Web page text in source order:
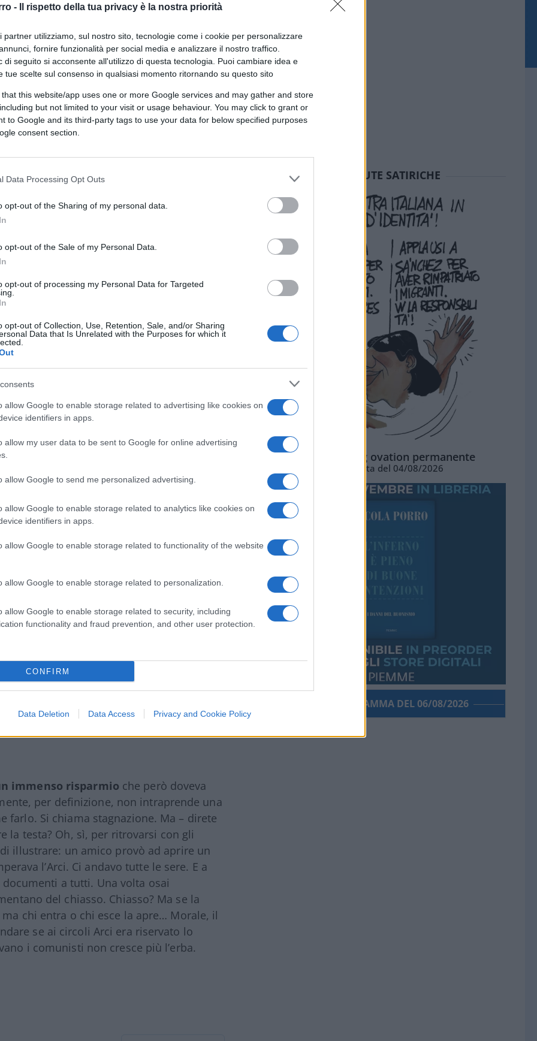
- Il rispetto della tua privacy è la nostra priorità
partner utilizziamo, sul nostro sito, tecnologie come i cookie per personalizzare
fornire funzionalità per social media e analizzare il nostro traffico.
di seguito si acconsente all'utilizzo di questa tecnologia. Puoi cambiare idea e
tue scelte sul consenso in qualsiasi momento ritornando su questo sito
that this website/app uses one or more Google services and may gather and store
but not limited to your visit or usage behaviour. You may click to grant or
to Google and its third-party tags to use your data for below specified purposes
consent section.
Data Processing Opt Outs
opt-out of the Sharing of my personal data.
opt-out of the Sale of my Personal Data.
opt-out of processing my Personal Data for Targeted
opt-out of Collection, Use, Retention, Sale, and/or Sharing
Data that Is Unrelated with the Purposes for which it
allow Google to enable storage related to advertising like cookies on
identifiers in apps.
allow my user data to be sent to Google for online advertising
allow Google to send me personalized advertising.
allow Google to enable storage related to analytics like cookies on
identifiers in apps.
allow Google to enable storage related to functionality of the website
allow Google to enable storage related to personalization.
allow Google to enable storage related to security, including
functionality and fraud prevention, and other user protection.
CONFIRM
Data Deletion Data Access Privacy and Cookie Policy
CLICCA QUI
si inventa una stravaganza, i cacciatori di
partito alle spalle son buoni tutti).
Bene, va dato atto che, senza la
E poi, rilanciare l’edilizia non era un
materia, in diversi hanno raccontato la
vi interessa potete sempre saltarmi.
toscana dominata dai
di più). Oddìo, quando mi iscrissi era
internazionale. Ma era appena
degli epicentri principali. Così,ocularis
sciopero: contro i padroni, contro la
(il resto mettetecelo voi, tanto, qualsiasi
in piazza con tanto di gigantografia
l’antifona, mostre continue di Frida
industriali di cui sopra, che, uno alla
(vediI vitelloni) che non ebbero
del partito. Sì, ottime liquidazioni, certo,
l’unica, in città? Gli studenti.
: con
e ci schiaffo dentro quanti più studenti
ecco le librerie fatte con le cassette
ecco l’inventiva goliardica per
perde, una persiana che spenzola. Io,
certi miei compagni fuori sede
taglia-fame. La
bocca con gli operai, gli operai, gli
a mandarli all’università? Poi, dopo gli
una città la cui unica risorsa è far
Seeeh! Tu, Comune, vuoi perdere
immenso risparmio che però doveva
per definizione, non intraprende una
farlo. Si chiama stagnazione. Ma – direte
la testa? Oh, sì, per ritrovarsi con gli
illustrare: un amico provò ad aprire un
l’Arci. Ci andavo tutte le sere. E a
a tutti. Una volta osai
del chiasso. Chiasso? Ma se la
chi entra o chi esce la apre… Morale, il
se ai circoli Arci era riservato lo
i comunisti non cresce più l’erba.
SEDUTE SATIRICHE
La standing ovation permanente
Vignetta del 04/08/2026
PORROGRAMMA DEL 06/08/2026